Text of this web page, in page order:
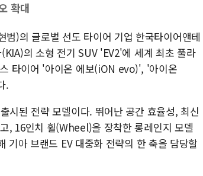
확대
)의 글로벌 선도 타이어 기업 한국타이어앤테
의 소형 전기 SUV 'EV2'에 세계 최초 풀라
타이어 '아이온 에보(iON evo)', '아이온
.
시된 전략 모델이다. 뛰어난 공간 효율성, 최신
, 16인치 휠(Wheel)을 장착한 롱레인지 모델
아 브랜드 EV 대중화 전략의 한 축을 담당할